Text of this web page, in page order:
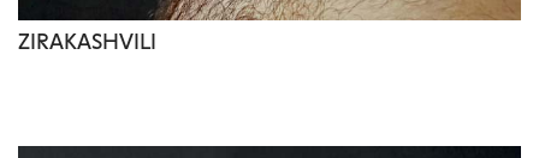
ZIRAKASHVILI